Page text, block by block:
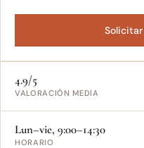
4.9/5
VALORACIÓN MEDIA
Lun–vie, 9:00–14:30
HORARIO